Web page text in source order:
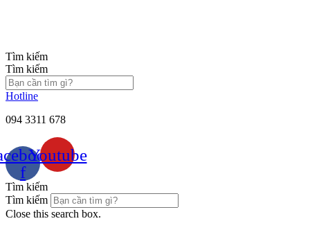
Tìm kiếm
Tìm kiếm
Hotline
094 3311 678
f
Youtube
Tìm kiếm
Tìm kiếm
Close this search box.